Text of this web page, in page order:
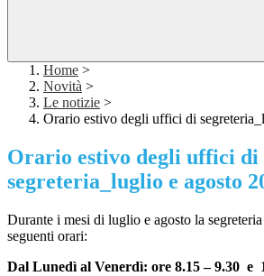
Home >
Novità >
Le notizie >
Orario estivo degli uffici di
Orario estivo degli uffici di
segreteria_luglio e agosto
Durante i mesi di luglio e agosto la
seguenti orari:
Dal Lunedì al Venerdì: ore 8.15 – 9.30 e